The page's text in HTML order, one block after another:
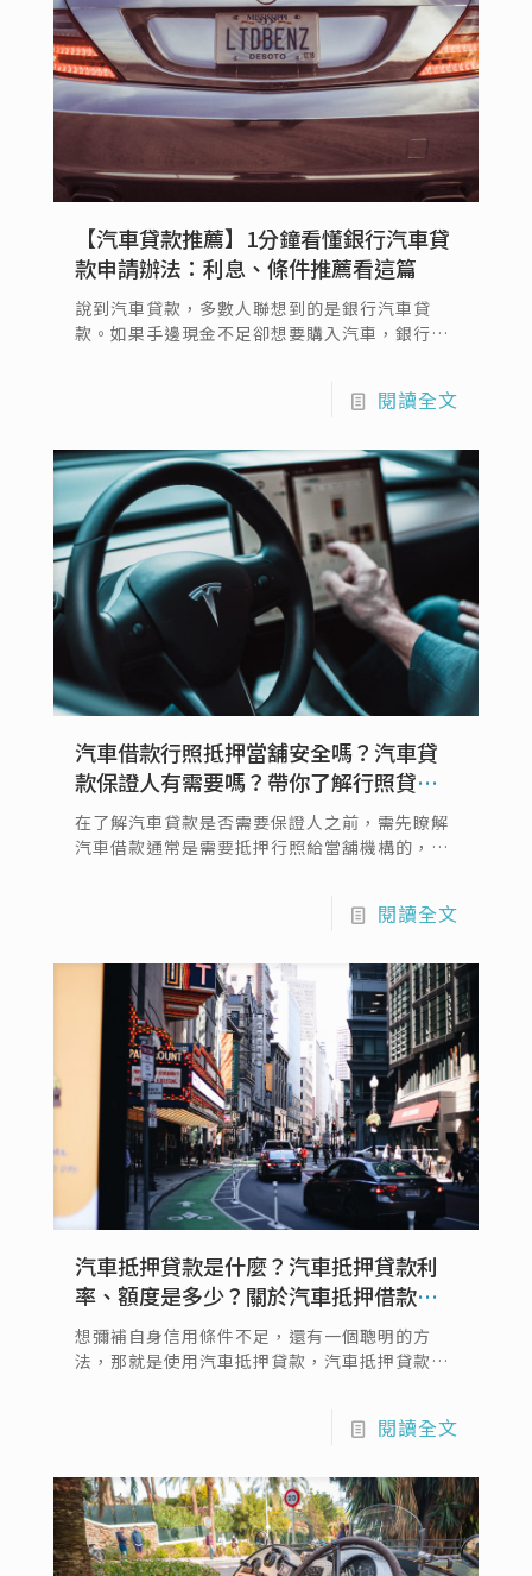
【汽車貸款推薦】1分鐘看懂銀行汽車貸
款申請辦法：利息、條件推薦看這篇
說到汽車貸款，多數人聯想到的是銀行汽車貸
款。如果手邊現金不足卻想要購入汽車，銀行的
可獲得低額利率。今天當鋪借款通要帶你了解銀
薦！
閱讀全文
汽車借款行照抵押當舖安全嗎？汽車貸
款保證人有需要嗎？帶你了解行照貸款
知識
在了解汽車貸款是否需要保證人之前，需先瞭解
汽車借款通常是需要抵押行照給當舖機構的，汽
押在當鋪，而當鋪收取行照只是為了防止借款人
並不會盜取資訊或做其他非法勾當...
閱讀全文
汽車抵押貸款是什麼？汽車抵押貸款利
率、額度是多少？關於汽車抵押借款的
細節報你知
想彌補自身信用條件不足，還有一個聰明的方
法，那就是使用汽車抵押貸款，汽車抵押貸款又
年限為5年，當鋪則沒有貸款期限的限制，汽車
在短期內還款的人，在當鋪辦理汽車抵押貸款需
要攜帶雙證件...
閱讀全文